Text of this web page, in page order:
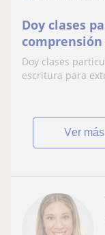
Doy clases
Doy clases
escritura para
ver más